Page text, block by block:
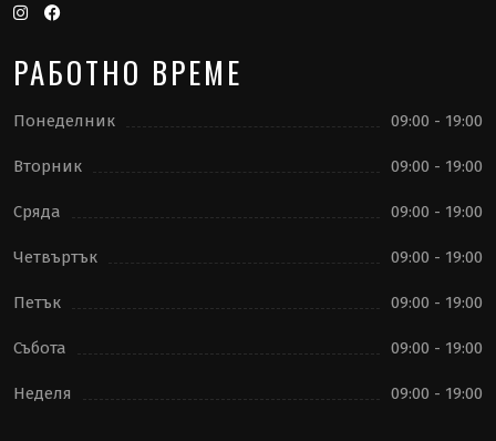
РАБОТНО ВРЕМЕ
Понеделник 09:00 - 19:00
Вторник 09:00 - 19:00
Сряда 09:00 - 19:00
Четвъртък 09:00 - 19:00
Петък 09:00 - 19:00
Събота 09:00 - 19:00
Неделя 09:00 - 19:00